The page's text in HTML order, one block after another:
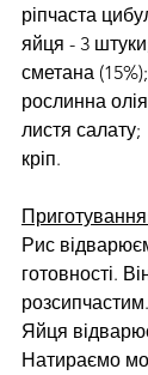
ріпчаста
яйця - 3
сметана (15%);
рослинна
листя салату;
кріп.
Рис
готовності.
розсипчастим.
Яйця
Натираємо